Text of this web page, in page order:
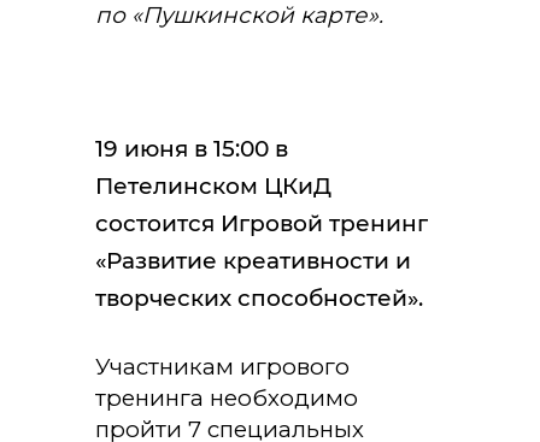
по «Пушкинской карте».
19 июня в 15:00 в
Петелинском ЦКиД
состоится Игровой тренинг
«Развитие креативности и
творческих способностей».
Участникам игрового
тренинга необходимо
пройти 7 специальных